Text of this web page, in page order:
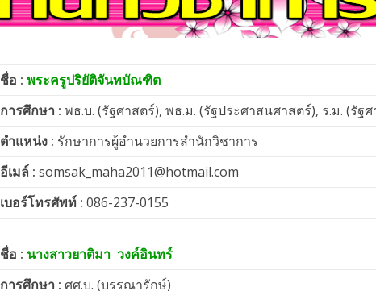
ชื่อ : พระครูปริยัติจันทบัณฑิต
การศึกษา : พธ.บ. (รัฐศาสตร์), พธ.ม. (รัฐประศาสนศาสตร์), ร.ม. (รัฐ
ตำแหน่ง : รักษาการผู้อำนวยการสำนักวิชาการ
อีเมล์ : somsak_maha2011@hotmail.com
เบอร์โทรศัพท์ : 086-237-0155
ชื่อ : นางสาวยาติมา วงค์อินทร์
การศึกษา : ศศ.บ. (บรรณารักษ์)